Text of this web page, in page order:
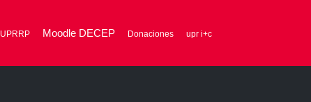
UPRRP Moodle DECEP Donaciones upr i+c